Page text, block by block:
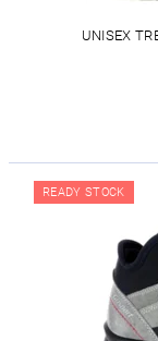
UNISEX
READY STOCK